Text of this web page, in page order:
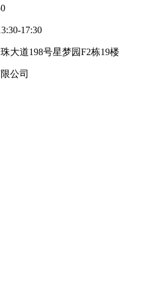
17:30
大道198号星梦园F2栋19楼
公司